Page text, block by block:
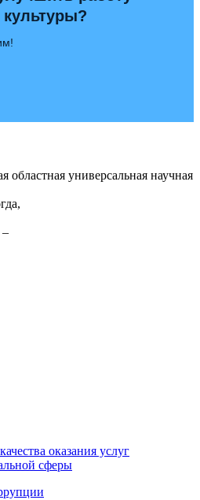
универсальная научная
–
оказания услуг
сферы